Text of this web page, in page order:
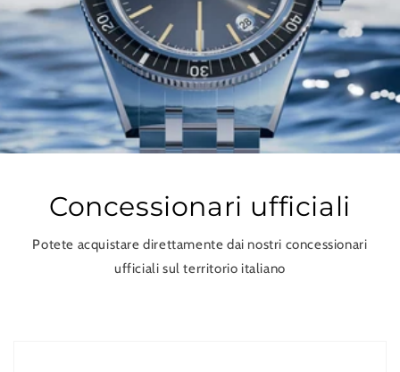
Concessionari ufficiali
Potete acquistare direttamente dai nostri concessionari
ufficiali sul territorio italiano